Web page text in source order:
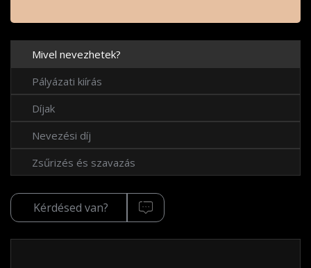
Mivel nevezhetek?
Pályázati kiírás
Díjak
Nevezési díj
Zsűrizés és szavazás
Kérdésed van?